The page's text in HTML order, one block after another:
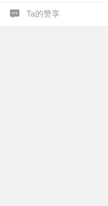
Ta的赞享